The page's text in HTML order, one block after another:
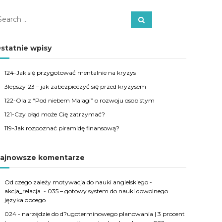
S
wpisy
124-Jak się przygotować mentalnie na kryzys
3lepszy123 – jak zabezpieczyć się przed kryzysem
122-Ola z “Pod niebem Malagi” o rozwoju osobistym
121-Czy błąd może Cię zatrzymać?
119-Jak rozpoznać piramidę finansową?
komentarze
Od czego zależy motywacja do nauki angielskiego -
akcja_relacja. - 035 – gotowy system do nauki dowolnego
języka obcego
024 - narzędzie do d?ugoterminowego planowania | 3 procent